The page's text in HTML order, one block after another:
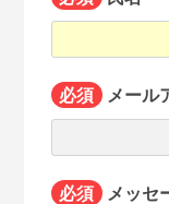
必須 メール
必須 メッセ